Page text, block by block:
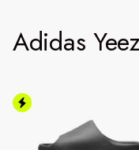
Adidas